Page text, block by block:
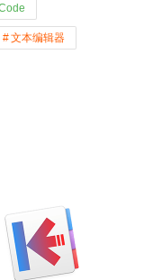
文本编辑器